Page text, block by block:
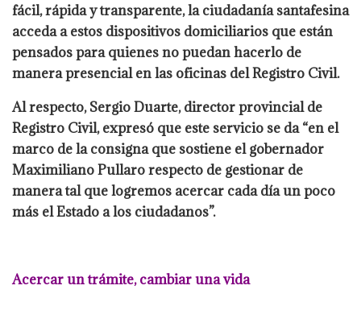
fácil, rápida y transparente, la ciudadanía santafesina
acceda a estos dispositivos domiciliarios que están
pensados para quienes no puedan hacerlo de
manera presencial en las oficinas del Registro Civil.
Al respecto, Sergio Duarte, director provincial de
Registro Civil, expresó que este servicio se da “en el
marco de la consigna que sostiene el gobernador
Maximiliano Pullaro respecto de gestionar de
manera tal que logremos acercar cada día un poco
más el Estado a los ciudadanos”.
Acercar un trámite, cambiar una vida